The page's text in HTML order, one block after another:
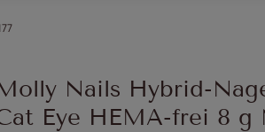
Nails Hybrid-
Eye HEMA-frei 8 g